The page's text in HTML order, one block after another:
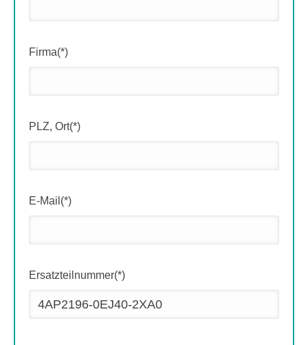
Firma(*)
PLZ, Ort(*)
E-Mail(*)
Ersatzteilnummer(*)